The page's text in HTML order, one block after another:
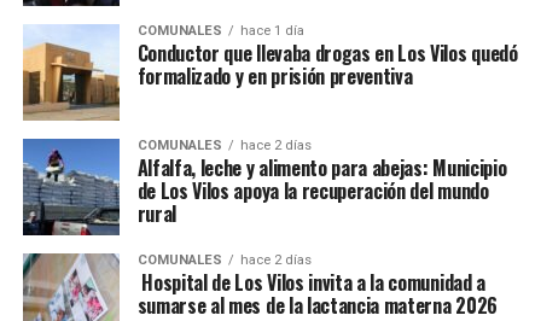
COMUNALES hace 1 día
Conductor que llevaba drogas en Los Vilos quedó
formalizado y en prisión preventiva
COMUNALES hace 2 días
Alfalfa, leche y alimento para abejas: Municipio
de Los Vilos apoya la recuperación del mundo
rural
COMUNALES hace 2 días
Hospital de Los Vilos invita a la comunidad a
sumarse al mes de la lactancia materna 2026